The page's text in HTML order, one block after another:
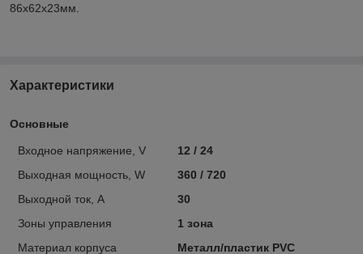
86х62х23мм.
Характеристики
Основные
Вхoдное напряжение, V
12 / 24
Выходная мощность, W
360 / 720
Выходной ток, А
30
Зоны управления
1 зона
Материал корпуса
Металл/пластик PVC